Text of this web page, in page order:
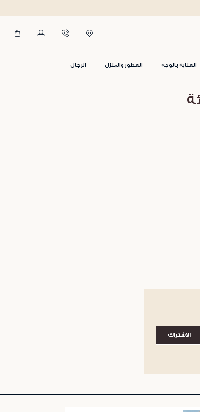
العناية بالوجه العطور والمنزل الرجال
الاشتراك